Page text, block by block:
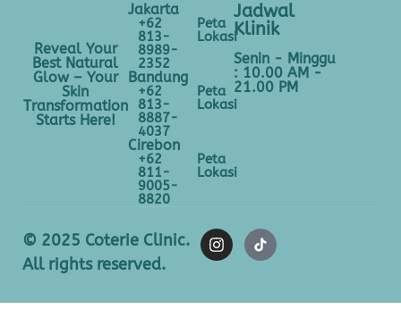
Reveal Your
Best Natural
Glow – Your
Skin
Transformation
Starts Here!
Jakarta
+62
813-
8989-
2352
Peta
Lokasi
Bandung
+62
813-
8887-
4037
Peta
Lokasi
Cirebon
+62
811-
9005-
8820
Peta
Lokasi
Jadwal
Klinik
Senin - Minggu
: 10.00 AM -
21.00 PM
© 2025 Coterie Clinic.
All rights reserved.